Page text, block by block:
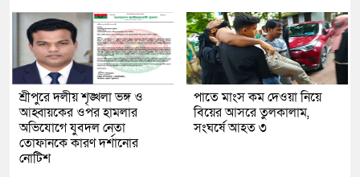
শ্রীপুরে দলীয় শৃঙ্খলা ভঙ্গ ও
আহ্বায়কের ওপর হামলার
অভিযোগে যুবদল নেতা
তোফানকে কারণ দর্শানোর
নোটিশ
পাতে মাংস কম দেওয়া নিয়ে
বিয়ের আসরে তুলকালাম,
সংঘর্ষে আহত ৩